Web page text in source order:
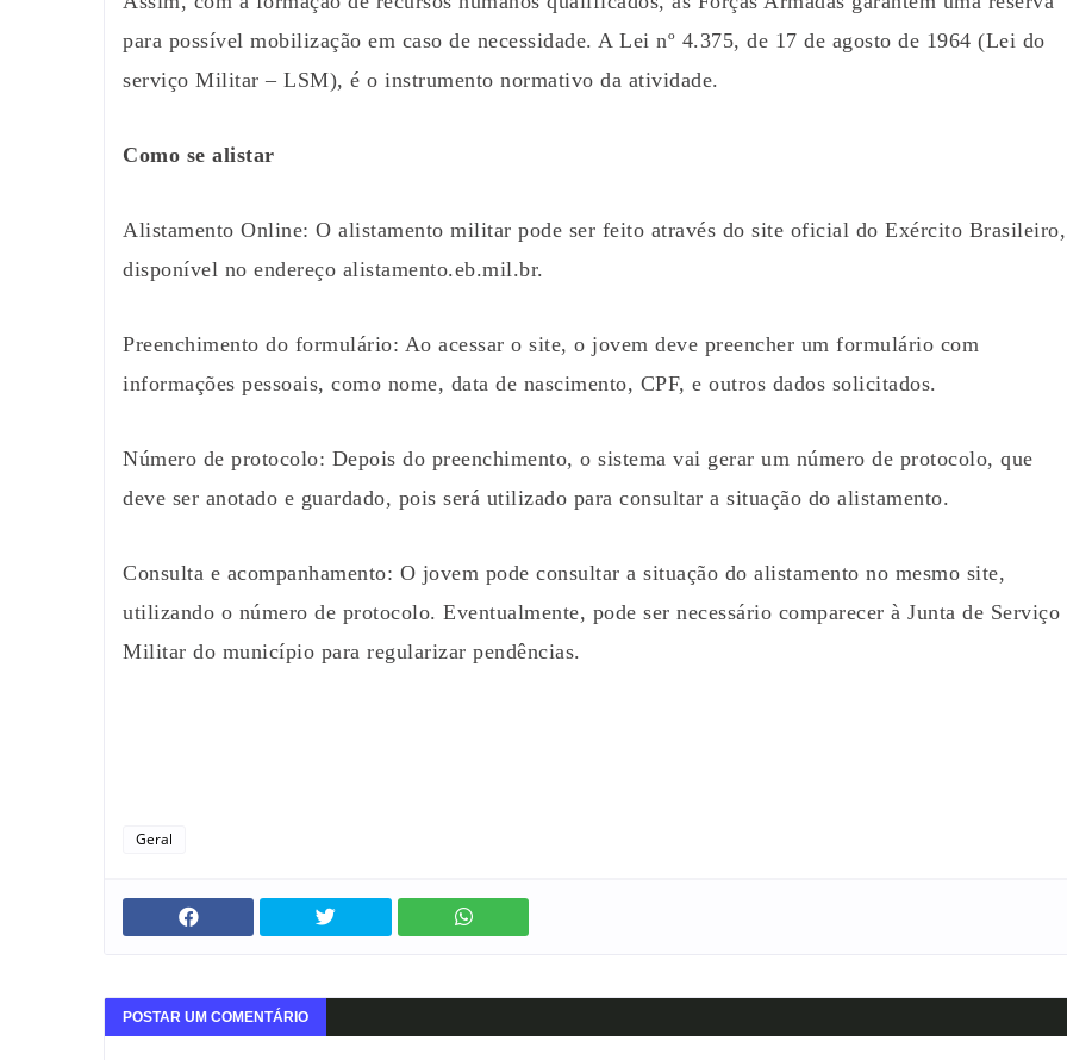
para possível mobilização em caso de necessidade. A Lei nº 4.375, de 17 de agosto de 1964 (Lei do
serviço Militar – LSM), é o instrumento normativo da atividade.
Como se alistar
Alistamento Online: O alistamento militar pode ser feito através do site oficial do Exército Brasileiro,
disponível no endereço alistamento.eb.mil.br.
Preenchimento do formulário: Ao acessar o site, o jovem deve preencher um formulário com
informações pessoais, como nome, data de nascimento, CPF, e outros dados solicitados.
Número de protocolo: Depois do preenchimento, o sistema vai gerar um número de protocolo, que
deve ser anotado e guardado, pois será utilizado para consultar a situação do alistamento.
Consulta e acompanhamento: O jovem pode consultar a situação do alistamento no mesmo site,
utilizando o número de protocolo. Eventualmente, pode ser necessário comparecer à Junta de Serviço
Militar do município para regularizar pendências.
Geral
POSTAR UM COMENTÁRIO